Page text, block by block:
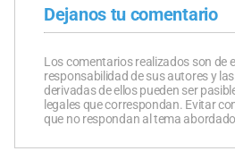
Dejanos tu comentario
Los comentarios realizados son de
responsabilidad de sus autores y
derivadas de ellos pueden ser
legales que correspondan. Evitar
que no respondan al tema